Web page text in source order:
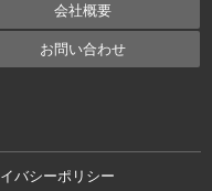
会社概要
お問い合わせ
バシーポリシー